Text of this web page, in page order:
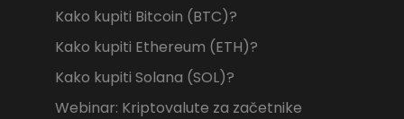
Kako kupiti Bitcoin (BTC)?
Kako kupiti Ethereum (ETH)?
Kako kupiti Solana (SOL)?
Webinar: Kriptovalute za začetnike